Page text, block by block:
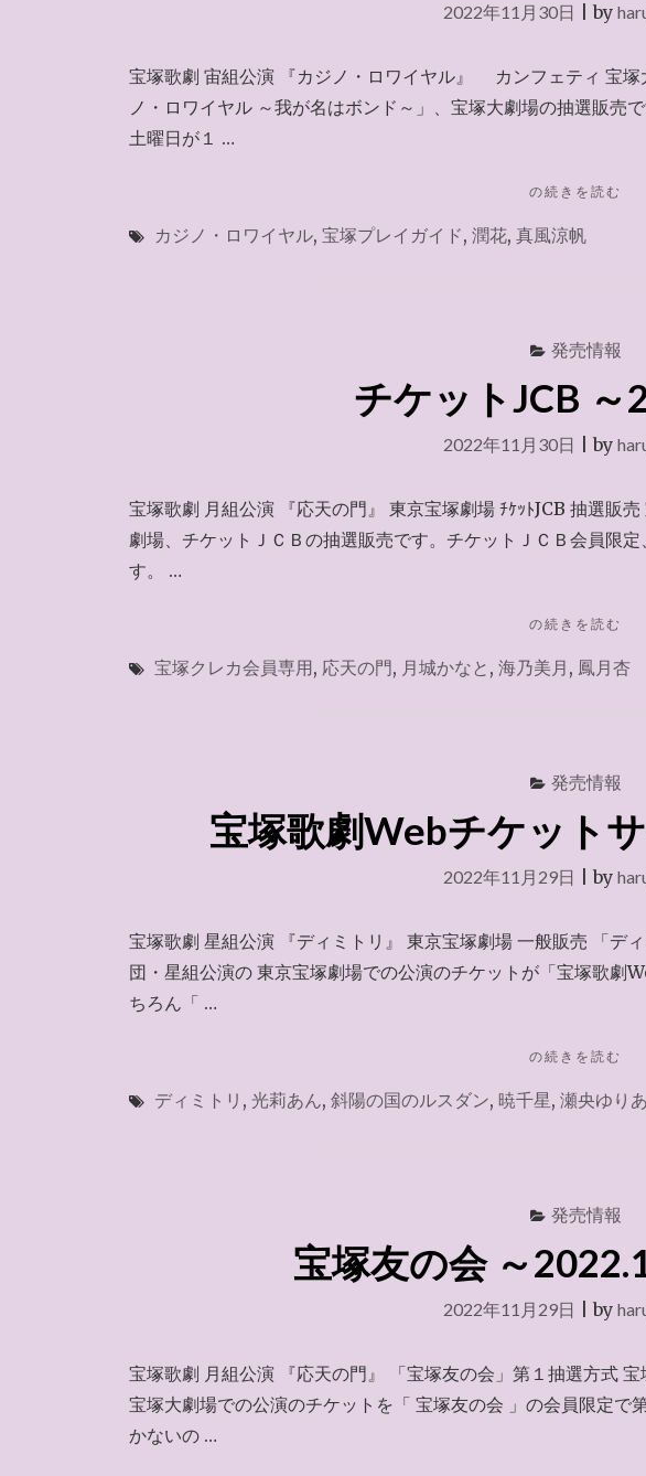
2022年11月30日 |by
宝塚歌劇 宙組公演 『カジノ・ロワイヤル』 カンフェティ 宝塚
ノ・ロワイヤル ～我が名はボンド～」、宝塚大劇場の抽選販売
土曜日が１ …
"カ
フ
2022.12.4"
の続きを読む
カジノ・ロワイヤル, 宝塚プレイガイド, 潤花, 真風涼帆
発売情報
チケットJCB ～
2022年11月30日 |by
宝塚歌劇 月組公演 『応天の門』 東京宝塚劇場 ﾁｹｯﾄJCB 抽選販
劇場、チケットＪＣＢの抽選販売です。チケットＪＣＢ会員限
す。 …
"チ
ッ
の続きを読む
宝塚クレカ会員専用, 応天の門, 月城かなと , 海乃美月 , 鳳月杏
発売情報
宝塚歌劇Webチケット
2022年11月29日 |by
宝塚歌劇 星組公演 『ディミトリ』 東京宝塚劇場 一般販売 「デ
団・星組公演の 東京宝塚劇場での公演のチケットが「宝塚歌劇
ちろん「 …
"宝
歌
ッ
サ
ビ
の続きを読む
ディミトリ , 光莉あん, 斜陽の国のルスダン, 暁千星, 瀬央ゆりあ
発売情報
宝塚友の会 ～
2022年11月29日 |by
宝塚歌劇 月組公演 『応天の門』 「宝塚友の会」第１抽選方式
宝塚大劇場での公演のチケットを「 宝塚友の会 」の会員限定で
かないの …